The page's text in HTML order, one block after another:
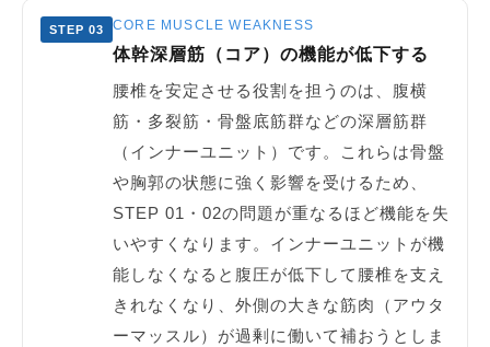
STEP 03 CORE MUSCLE WEAKNESS
体幹深層筋（コア）の機能が低下する
腰椎を安定させる役割を担うのは、腹横
筋・多裂筋・骨盤底筋群などの深層筋群
（インナーユニット）です。これらは骨盤
や胸郭の状態に強く影響を受けるため、
STEP 01・02の問題が重なるほど機能を失
いやすくなります。インナーユニットが機
能しなくなると腹圧が低下して腰椎を支え
きれなくなり、外側の大きな筋肉（アウタ
ーマッスル）が過剰に働いて補おうとしま